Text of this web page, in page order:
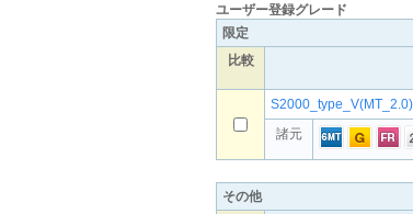
ユーザー登録グレード
限定
比較
S2000_type_V(MT_2.0)
諸元
その他